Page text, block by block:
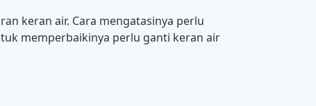
keran air. Cara mengatasinya perlu
memperbaikinya perlu ganti keran air